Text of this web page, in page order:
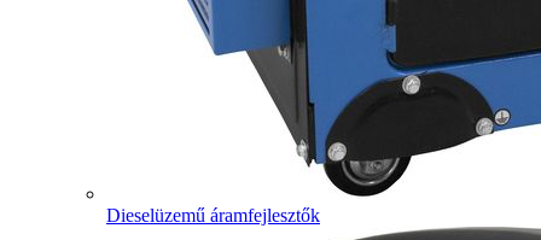
Dieselüzemű áramfejlesztők